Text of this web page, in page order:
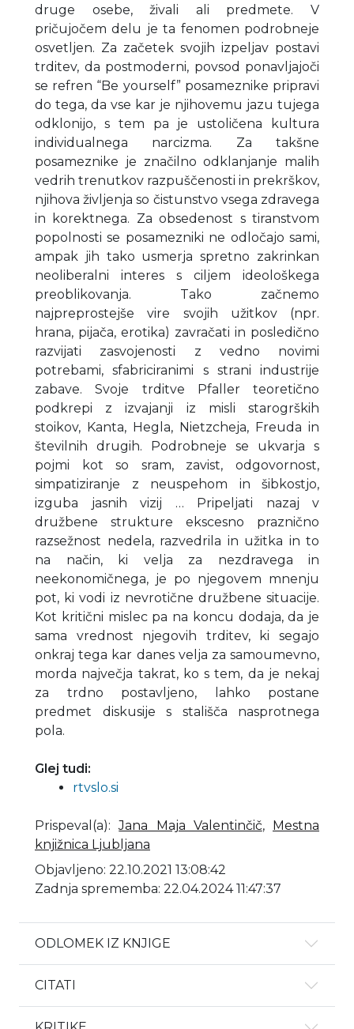
druge osebe, živali ali predmete. V
pričujočem delu je ta fenomen podrobneje
osvetljen. Za začetek svojih izpeljav postavi
trditev, da postmoderni, povsod ponavljajoči
se refren “Be yourself” posameznike pripravi
do tega, da vse kar je njihovemu jazu tujega
odklonijo, s tem pa je ustoličena kultura
individualnega narcizma. Za takšne
posameznike je značilno odklanjanje malih
vedrih trenutkov razpuščenosti in prekrškov,
njihova življenja so čistunstvo vsega zdravega
in korektnega. Za obsedenost s tiranstvom
popolnosti se posamezniki ne odločajo sami,
ampak jih tako usmerja spretno zakrinkan
neoliberalni interes s ciljem ideološkega
preoblikovanja. Tako začnemo
najpreprostejše vire svojih užitkov (npr.
hrana, pijača, erotika) zavračati in posledično
razvijati zasvojenosti z vedno novimi
potrebami, sfabriciranimi s strani industrije
zabave. Svoje trditve Pfaller teoretično
podkrepi z izvajanji iz misli starogrških
stoikov, Kanta, Hegla, Nietzcheja, Freuda in
številnih drugih. Podrobneje se ukvarja s
pojmi kot so sram, zavist, odgovornost,
simpatiziranje z neuspehom in šibkostjo,
izguba jasnih vizij … Pripeljati nazaj v
družbene strukture ekscesno praznično
razsežnost nedela, razvedrila in užitka in to
na način, ki velja za nezdravega in
neekonomičnega, je po njegovem mnenju
pot, ki vodi iz nevrotične družbene situacije.
Kot kritični mislec pa na koncu dodaja, da je
sama vrednost njegovih trditev, ki segajo
onkraj tega kar danes velja za samoumevno,
morda največja takrat, ko s tem, da je nekaj
za trdno postavljeno, lahko postane
predmet diskusije s stališča nasprotnega
pola.
Glej tudi:
rtvslo.si
Prispeval(a):Jana Maja Valentinčič, Mestna
knjižnica Ljubljana
Objavljeno: 22.10.2021 13:08:42
Zadnja sprememba: 22.04.2024 11:47:37
ODLOMEK IZ KNJIGE
CITATI